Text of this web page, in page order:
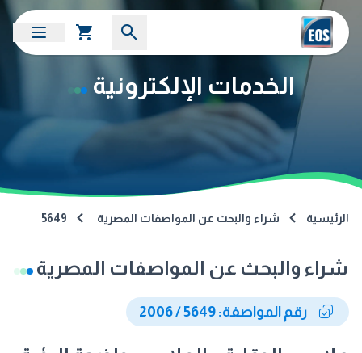
الخدمات الإلكترونية
الرئيسية شراء والبحث عن المواصفات المصرية 5649
شراء والبحث عن المواصفات المصرية
رقم المواصفة: 5649 / 2006